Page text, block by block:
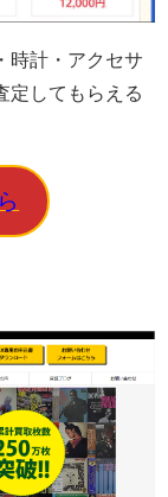
時計・アクセサ
定 してもらえる